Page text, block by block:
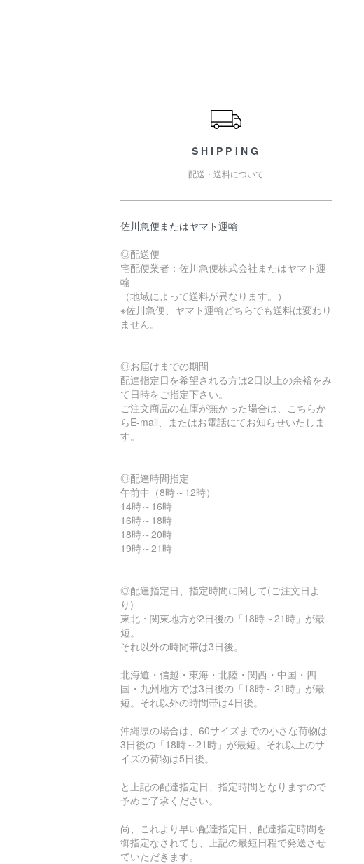
SHIPPING
配送・送料について
佐川急便またはヤマト運輸
◎配送便
宅配便業者：佐川急便株式会社またはヤマト運
輸
（地域によって送料が異なります。）
※佐川急便、ヤマト運輸どちらでも送料は変わり
ません。
◎お届けまでの期間
配達指定日を希望される方は2日以上の余裕をみ
て日時をご指定下さい。
ご注文商品の在庫が無かった場合は、こちらか
らE-mail、またはお電話にてお知らせいたしま
す。
◎配達時間指定
午前中（8時～12時）
14時～16時
16時～18時
18時～20時
19時～21時
◎配達指定日、指定時間に関して(ご注文日よ
り)
東北・関東地方が2日後の「18時～21時」が最
短。
それ以外の時間帯は3日後。
北海道・信越・東海・北陸・関西・中国・四
国・九州地方では3日後の「18時～21時」が最
短。それ以外の時間帯は4日後。
沖縄県の場合は、60サイズまでの小さな荷物は
3日後の「18時～21時」が最短。それ以上のサ
イズの荷物は5日後。
と上記の配達指定日、指定時間となりますので
予めご了承ください。
尚、これより早い配達指定日、配達指定時間を
御指定なされても、上記の最短日程で発送させ
ていただきます。